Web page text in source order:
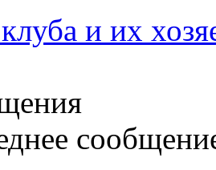
и их